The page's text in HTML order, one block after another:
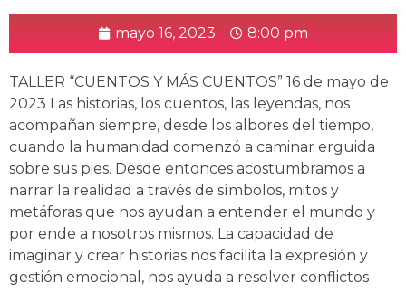
mayo 16, 2023 8:00 pm
TALLER “CUENTOS Y MÁS CUENTOS” 16 de mayo de
2023 Las historias, los cuentos, las leyendas, nos
acompañan siempre, desde los albores del tiempo,
cuando la humanidad comenzó a caminar erguida
sobre sus pies. Desde entonces acostumbramos a
narrar la realidad a través de símbolos, mitos y
metáforas que nos ayudan a entender el mundo y
por ende a nosotros mismos. La capacidad de
imaginar y crear historias nos facilita la expresión y
gestión emocional, nos ayuda a resolver conflictos